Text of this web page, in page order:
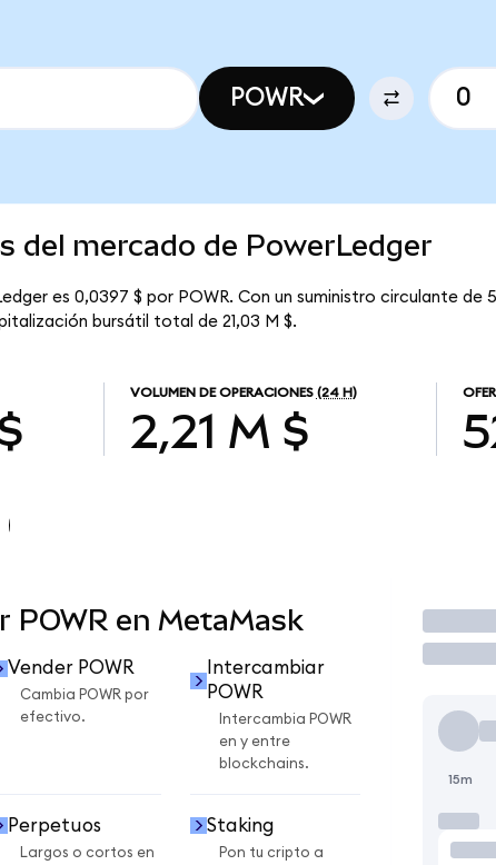
POWR
del mercado de PowerLedger
es 0,0397 $ por POWR. Con un suministro circulante de
bursátil total de 21,03 M $.
VOLUMEN DE OPERACIONES (24 H)
2,21 M $
POWR en MetaMask
Vender POWR
Cambia POWR por
efectivo.
Intercambiar
POWR
Intercambia POWR
en y entre
blockchains.
Perpetuos
Largos o cortos en
Staking
Pon tu cripto a
15m